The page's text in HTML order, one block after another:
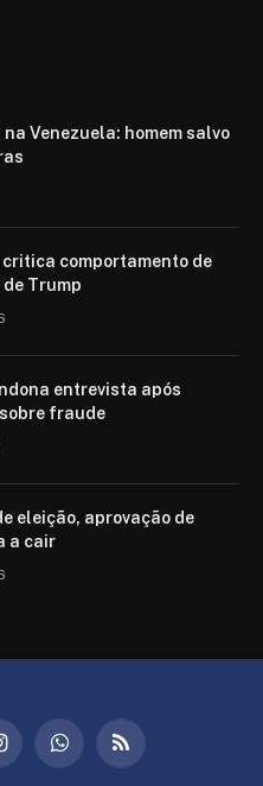
Venezuela: homem salvo
critica comportamento de
de Trump
entrevista após
fraude
eleição, aprovação de
a cair
WhatsAppRSS